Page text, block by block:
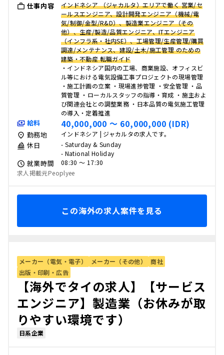
仕事内容
インドネシア （ジャカルタ）エリアで働く 営業/セ
ールスエンジニア、設計開発エンジニア（機械/電
気/制御/金型/R&D）、製造業エンジニア（その
他）、生産/製造/品質エンジニア、ITエンジニア
（インフラ系・社内SE）、工場管理/生産管理/購買
調達/メンテナンス、建設/土木/施工管理 のための
建築・不動産 転職ガイド
・インドネシア国内の工場、商業施設、オフィスビ
ル等における電気設備工事プロジェクトの現場管理
・施工計画の立案 ・現場進捗管理 ・安全管理 ・品
質管理 ・ローカルスタッフの指導・育成 ・施主およ
び関連会社との調整業務 ・日本品質の電気施工管理
の導入・定着推進
給料 40,000,000 〜 60,000,000 (IDR)
勤務地 インドネシア | ジャカルタの求人です。
休日
- Saturday & Sunday
- National Holiday
就業時間
08:30 〜 17:30
求人掲載元Peoplyee
この海外の求人案件を見る
メーカー（電気・電子） メーカー（その他）
商社
出版・印刷・広告
【海外でタイの求人】【サービス
エンジニア】製造業（お休みが取
りやすい環境です）
日系企業